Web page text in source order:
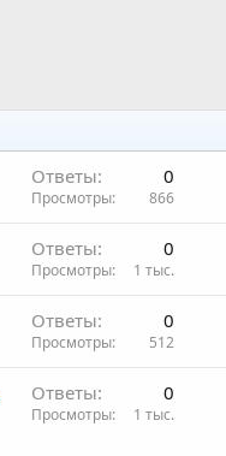
Ответы 0
Просмотры 866
Ответы 0
Просмотры 1 тыс.
Ответы 0
Просмотры 512
Ответы 0
Просмотры 1 тыс.